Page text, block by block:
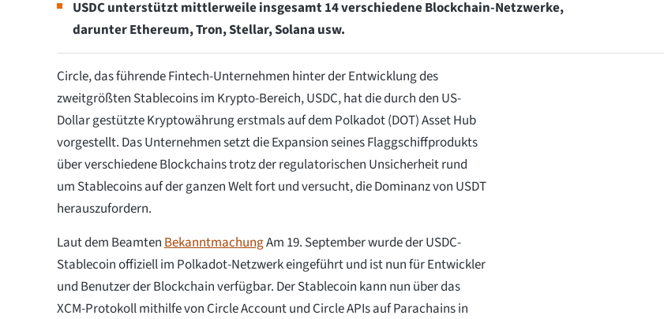
USDC unterstützt mittlerweile insgesamt 14 verschiedene Blockchain-Netzwerke,
darunter Ethereum, Tron, Stellar, Solana usw.
Circle, das führende Fintech-Unternehmen hinter der Entwicklung des
zweitgrößten Stablecoins im Krypto-Bereich, USDC, hat die durch den US-
Dollar gestützte Kryptowährung erstmals auf dem Polkadot (DOT) Asset Hub
vorgestellt. Das Unternehmen setzt die Expansion seines Flaggschiffprodukts
über verschiedene Blockchains trotz der regulatorischen Unsicherheit rund
um Stablecoins auf der ganzen Welt fort und versucht, die Dominanz von USDT
herauszufordern.
Laut dem Beamten BekanntmachungAm 19. September wurde der USDC-
Stablecoin offiziell im Polkadot-Netzwerk eingeführt und ist nun für Entwickler
und Benutzer der Blockchain verfügbar. Der Stablecoin kann nun über das
XCM-Protokoll mithilfe von Circle Account und Circle APIs auf Parachains in